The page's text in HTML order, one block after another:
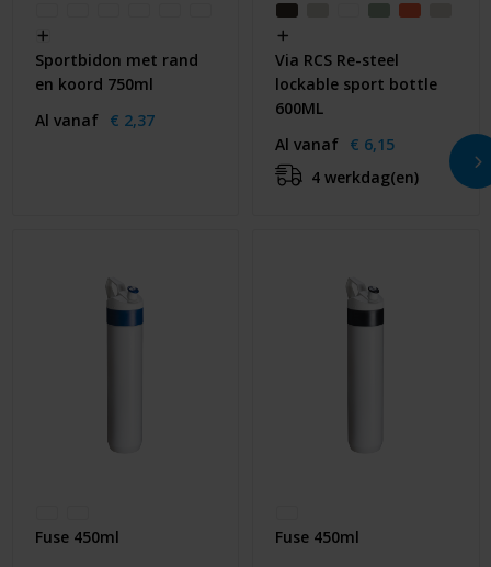
Sportbidon met rand
en koord 750ml
Al vanaf € 2,37
Via RCS Re-steel
lockable sport bottle
600ML
Al vanaf € 6,15
4 werkdag(en)
Fuse 450ml
Fuse 450ml